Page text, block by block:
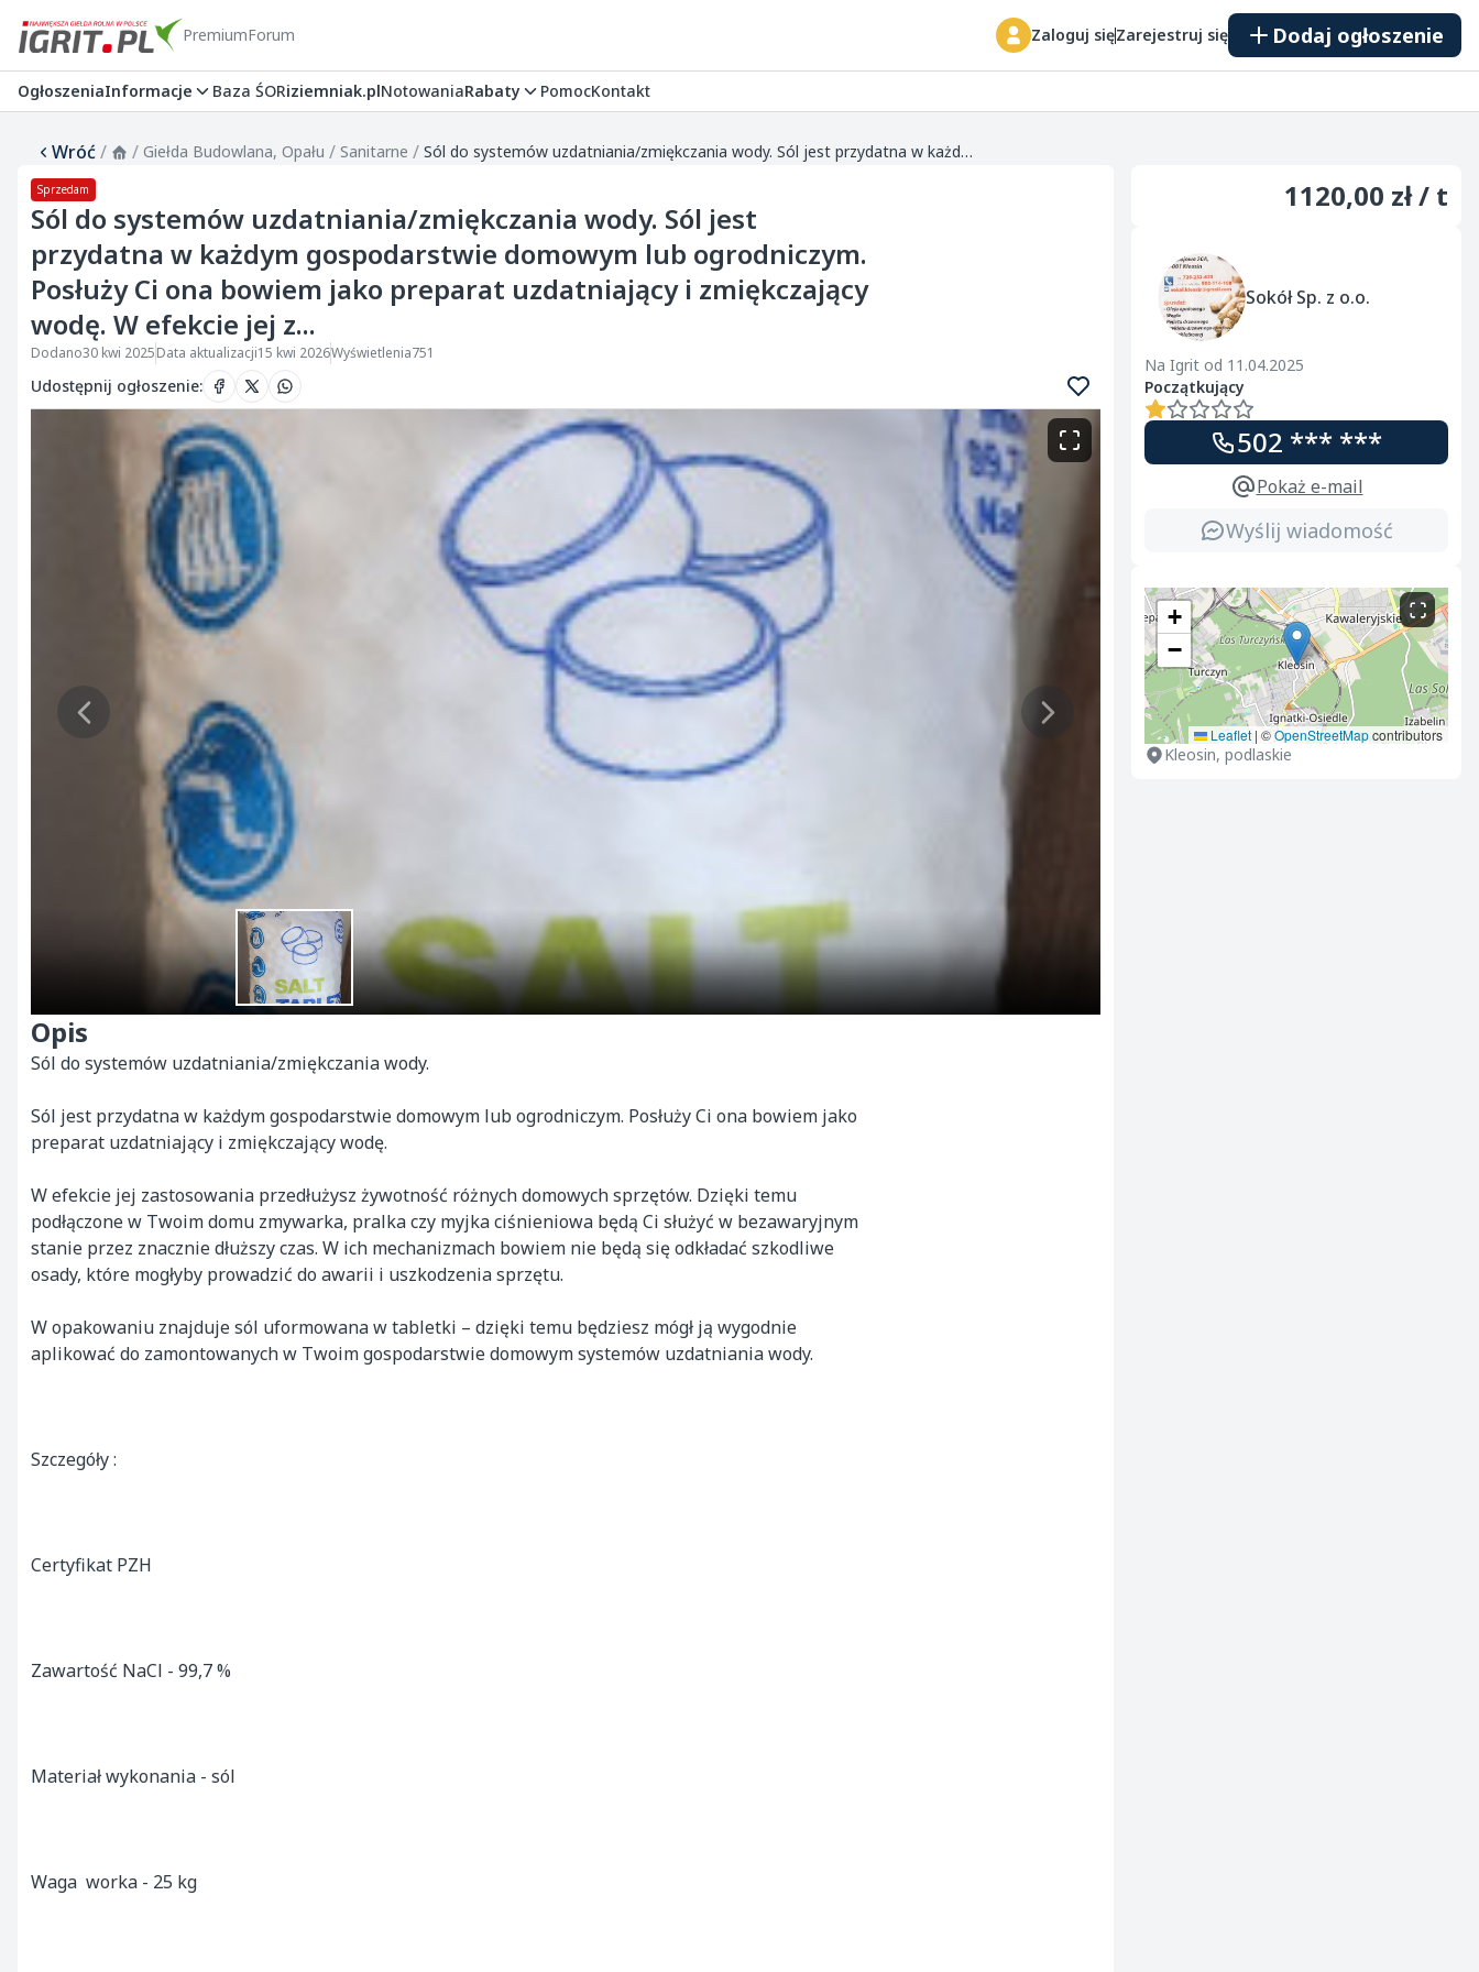
PremiumForum Zaloguj sięZarejestruj się Dodaj ogłoszenie
OgłoszeniaInformacje Baza ŚORiziemniak.plNotowaniaRabaty PomocKontakt
Wróć/ / Giełda Budowlana, Opału / Sanitarne / Sól do systemów uzdatniania/zmiękczania wody. Sól jest przydatna w każdym gospodarstwie domowym lub ogrodniczym. Posłuży Ci ona bowiem jako preparat uzdatniający i zmiękczający wodę. W efekcie jej z...
Sprzedam
Sól do systemów uzdatniania/zmiękczania wody. Sól jest
przydatna w każdym gospodarstwie domowym lub ogrodniczym.
Posłuży Ci ona bowiem jako preparat uzdatniający i zmiękczający
wodę. W efekcie jej z...
Dodano30 kwi 2025Data aktualizacji15 kwi 2026Wyświetlenia751
Udostępnij ogłoszenie:
Opis
Sól do systemów uzdatniania/zmiękczania wody.
Sól jest przydatna w każdym gospodarstwie domowym lub ogrodniczym. Posłuży Ci ona bowiem jako
preparat uzdatniający i zmiękczający wodę.
W efekcie jej zastosowania przedłużysz żywotność różnych domowych sprzętów. Dzięki temu
podłączone w Twoim domu zmywarka, pralka czy myjka ciśnieniowa będą Ci służyć w bezawaryjnym
stanie przez znacznie dłuższy czas. W ich mechanizmach bowiem nie będą się odkładać szkodliwe
osady, które mogłyby prowadzić do awarii i uszkodzenia sprzętu.
W opakowaniu znajduje sól uformowana w tabletki – dzięki temu będziesz mógł ją wygodnie
aplikować do zamontowanych w Twoim gospodarstwie domowym systemów uzdatniania wody.
Szczegóły :
Certyfikat PZH
Zawartość NaCl - 99,7 %
Materiał wykonania - sól
Waga  worka - 25 kg
1120,00 zł / t
Sokół Sp. z o.o.
Na Igrit od 11.04.2025
Początkujący
502 *** ***
Pokaż e-mail
Wyślij wiadomość
+
−
Leaflet | ©OpenStreetMapcontributors
Kleosin, podlaskie